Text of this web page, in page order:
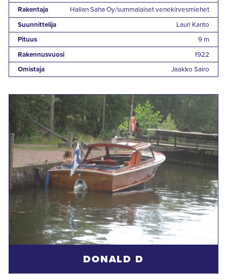
Rakentaja
Hallan Saha Oy/summalaiset venekirvesmiehet
Suunnittelija
Lauri Kanto
Pituus
9 m
Rakennusvuosi
1922
Omistaja
Jaakko Sairo
DONALD D